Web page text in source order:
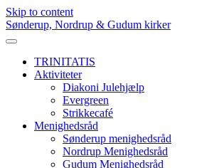
Skip to content
Sønderup, Nordrup & Gudum kirker
TRINITATIS
Aktiviteter
Diakoni Julehjælp
Evergreen
Strikkecafé
Menighedsråd
Sønderup menighedsråd
Nordrup Menighedsråd
Gudum Menighedsråd